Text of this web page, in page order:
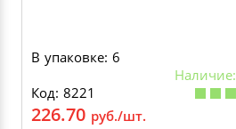
В упаковке: 6
Наличие:
Код: 8221
226.70 руб./шт.